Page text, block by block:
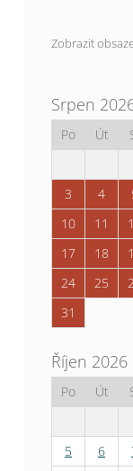
Zobrazit
Srpen
Po Út
3
4
10
11
17
18
24
25
31
Říjen 2026
Po Út
5
6